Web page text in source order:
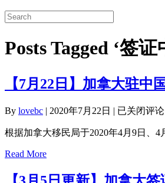
Posts Tagged ‘签
【7月22日】加拿大驻中
By lovebc | 2020年7月22日 | 【7
22
已关闭评论
根据加拿大移民局于2020年4月9日、
Read More